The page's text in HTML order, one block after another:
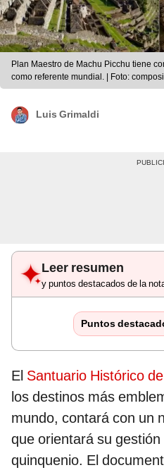
Plan Maestro de Machu Picchu tiene
como referente mundial. | Foto:
Geographic
Luis Grimaldi
Leer resumen
y puntos destacados de la
Puntos
El Santuario Histórico
los destinos más
mundo, contará con un
que orientará su
quinquenio. El